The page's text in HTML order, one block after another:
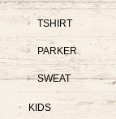
TSHIRT
PARKER
SWEAT
KIDS